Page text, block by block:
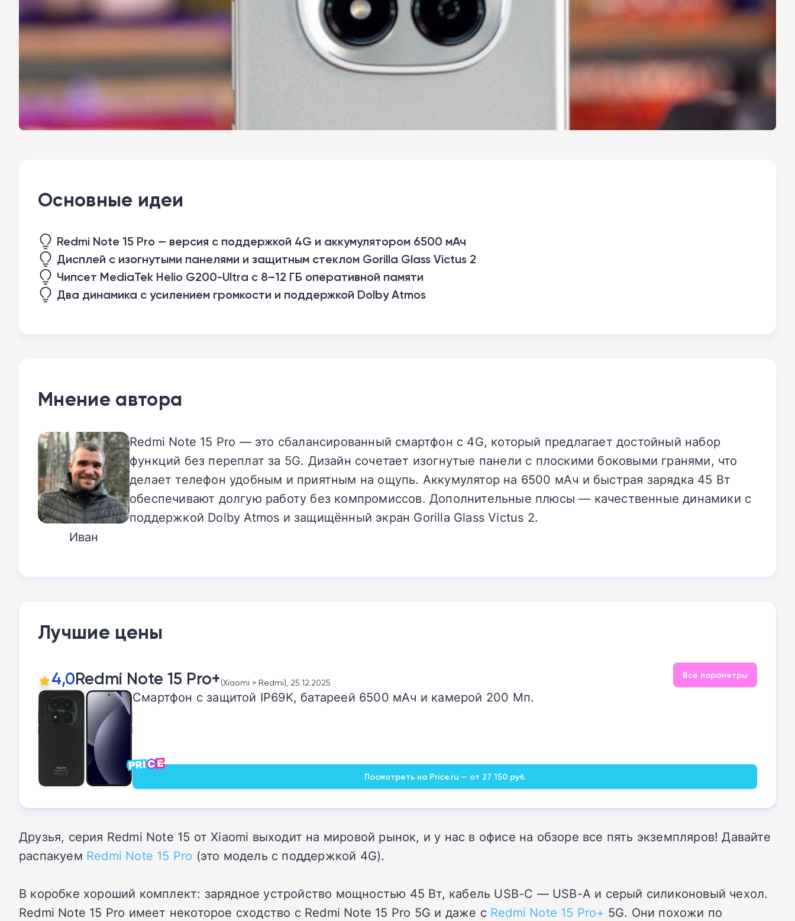
Основные идеи
Redmi Note 15 Pro — версия с поддержкой 4G и аккумулятором 6500 мАч
Дисплей с изогнутыми панелями и защитным стеклом Gorilla Glass Victus 2
Чипсет MediaTek Helio G200-Ultra с 8–12 ГБ оперативной памяти
Два динамика с усилением громкости и поддержкой Dolby Atmos
Мнение автора
Иван
Redmi Note 15 Pro — это сбалансированный смартфон с 4G, который предлагает достойный набор
функций без переплат за 5G. Дизайн сочетает изогнутые панели с плоскими боковыми гранями, что
делает телефон удобным и приятным на ощупь. Аккумулятор на 6500 мАч и быстрая зарядка 45 Вт
обеспечивают долгую работу без компромиссов. Дополнительные плюсы — качественные динамики с
поддержкой Dolby Atmos и защищённый экран Gorilla Glass Victus 2.
Лучшие цены
4,0Redmi Note 15 Pro+(Xiaomi > Redmi), 25.12.2025
Все параметры
Смартфон с защитой IP69K, батареей 6500 мАч и камерой 200 Мп.
Посмотреть на Price.ru — от 27 150 руб.
Друзья, серия Redmi Note 15 от Xiaomi выходит на мировой рынок, и у нас в офисе на обзоре все пять экземпляров! Давайте
распакуем Redmi Note 15 Pro (это модель с поддержкой 4G).
В коробке хороший комплект: зарядное устройство мощностью 45 Вт, кабель USB-C — USB-A и серый силиконовый чехол.
Redmi Note 15 Pro имеет некоторое сходство с Redmi Note 15 Pro 5G и даже с Redmi Note 15 Pro+ 5G. Они похожи по